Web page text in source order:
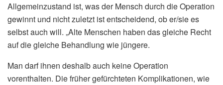
Allgemeinzustand ist, was der Mensch durch die Operation
gewinnt und nicht zuletzt ist entscheidend, ob er/sie es
selbst auch will. „Alte Menschen haben das gleiche Recht
auf die gleiche Behandlung wie jüngere.
Man darf ihnen deshalb auch keine Operation
vorenthalten. Die früher gefürchteten Komplikationen, wie